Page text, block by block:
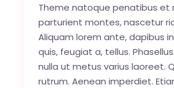
Theme natoque penatibus et
parturient montes, nascetur
Aliquam lorem ante, dapibus
quis, feugiat a, tellus.
nulla ut metus varius laoreet.
rutrum. Aenean imperdiet.